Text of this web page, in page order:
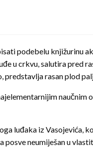
podebelu knjižurinu
u crkvu, salutira pred
predstavlja rasan plod
naučnim
luđaka iz Vasojevića,
neumiješan u